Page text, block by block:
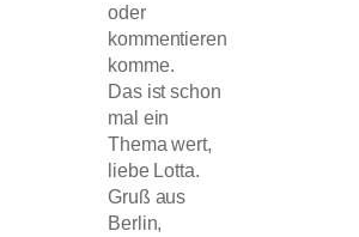
oder
kommentieren
komme.
Das ist schon
mal ein
Thema wert,
liebe Lotta.
Gruß aus
Berlin,